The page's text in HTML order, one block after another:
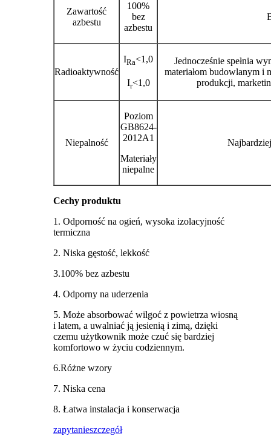
Zawartość
azbestu
100%
bez
azbestu
Radioaktywność
IRa<1,0
Ir<1,0
Jednocześnie spełnia
materiałom budowlanym i
produkcji,
Niepalność
Poziom
GB8624-
2012A1
Materiały
niepalne
Cechy produktu
1. Odporność na ogień, wysoka izolacyjność
termiczna
2. Niska gęstość, lekkość
3.100% bez azbestu
4. Odporny na uderzenia
5. Może absorbować wilgoć z powietrza wiosną
i latem, a uwalniać ją jesienią i zimą, dzięki
czemu użytkownik może czuć się bardziej
komfortowo w życiu codziennym.
6.Różne wzory
7. Niska cena
8. Łatwa instalacja i konserwacja
zapytanieszczegół